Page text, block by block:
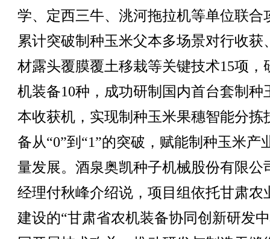
学、定西三牛、洮河拖拉机等单位联合
累计突破制种玉米父本多场景对行收获
材露头覆膜覆土移栽等关键技术15项，
机装备10种，成功研制国内首台套制种
本收获机，实现制种玉米果穗智能分拣
备从“0”到“1”的突破，赋能制种玉米产
量发展。酒泉奥凯种子机械股份有限公
经理付秋峰介绍说，项目组依托甘肃农
建设的“甘肃省农机装备协同创新研发